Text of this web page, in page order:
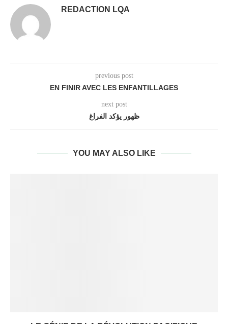
REDACTION LQA
previous post
EN FINIR AVEC LES ENFANTILLAGES
next post
ظهور يؤكد الفراغ
YOU MAY ALSO LIKE